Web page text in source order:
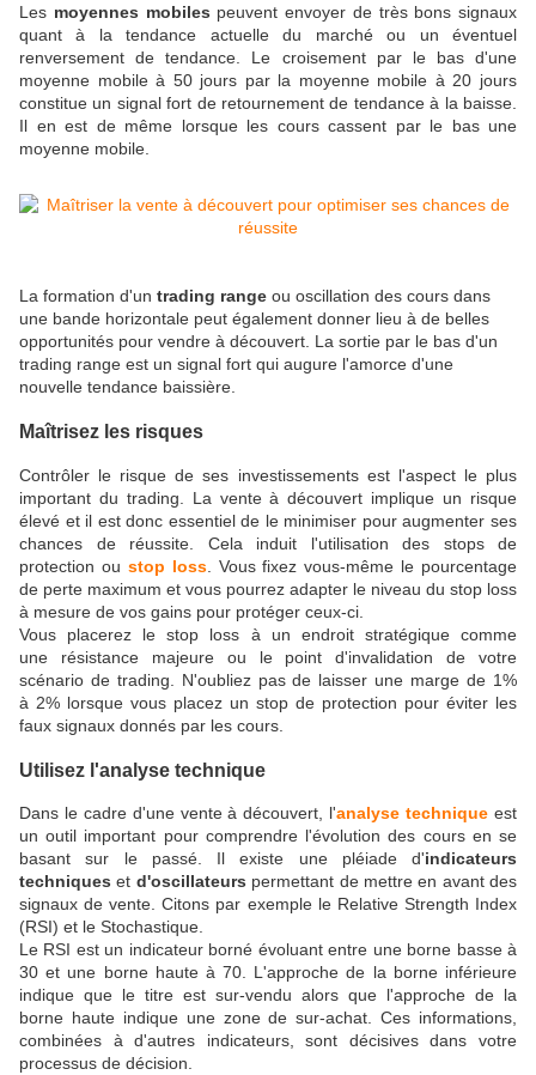
Les moyennes mobiles peuvent envoyer de très bons signaux
quant à la tendance actuelle du marché ou un éventuel
renversement de tendance. Le croisement par le bas d'une
moyenne mobile à 50 jours par la moyenne mobile à 20 jours
constitue un signal fort de retournement de tendance à la baisse.
Il en est de même lorsque les cours cassent par le bas une
moyenne mobile.
La formation d'un trading range ou oscillation des cours dans
une bande horizontale peut également donner lieu à de belles
opportunités pour vendre à découvert. La sortie par le bas d'un
trading range est un signal fort qui augure l'amorce d'une
nouvelle tendance baissière.
Maîtrisez les risques
Contrôler le risque de ses investissements est l'aspect le plus
important du trading. La vente à découvert implique un risque
élevé et il est donc essentiel de le minimiser pour augmenter ses
chances de réussite. Cela induit l'utilisation des stops de
protection ou stop loss. Vous fixez vous-même le pourcentage
de perte maximum et vous pourrez adapter le niveau du stop loss
à mesure de vos gains pour protéger ceux-ci.
Vous placerez le stop loss à un endroit stratégique comme
une résistance majeure ou le point d'invalidation de votre
scénario de trading. N'oubliez pas de laisser une marge de 1%
à 2% lorsque vous placez un stop de protection pour éviter les
faux signaux donnés par les cours.
Utilisez l'analyse technique
Dans le cadre d'une vente à découvert, l'analyse technique est
un outil important pour comprendre l'évolution des cours en se
basant sur le passé. Il existe une pléiade d'indicateurs
techniques et d'oscillateurs permettant de mettre en avant des
signaux de vente. Citons par exemple le Relative Strength Index
(RSI) et le Stochastique.
Le RSI est un indicateur borné évoluant entre une borne basse à
30 et une borne haute à 70. L'approche de la borne inférieure
indique que le titre est sur-vendu alors que l'approche de la
borne haute indique une zone de sur-achat. Ces informations,
combinées à d'autres indicateurs, sont décisives dans votre
processus de décision.